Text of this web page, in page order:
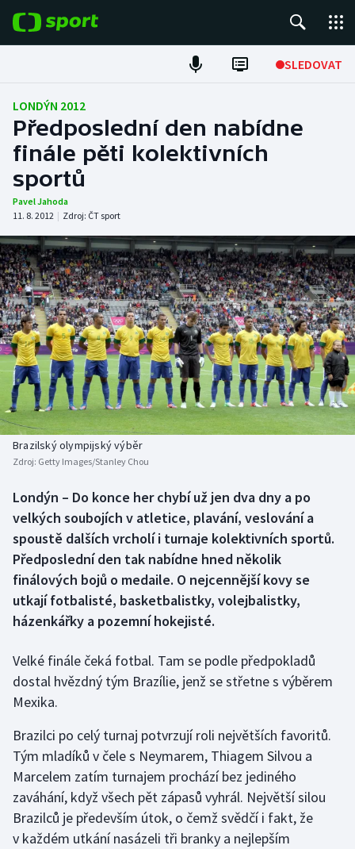
SLEDOVAT
ME v atletice
ME v plavání
Fotbal
Hokej
Tenis
DALŠÍ SPORTY
Americký fotbal
Atletika
Baseball a softbal
Basketbal
Boby a skeleton
Box
Curling
Cyklistika
Dostihy
Florbal
Futsal
Golf
Gymnastika
NEPŘEHLÉDNĚTE
Soutěže
Historické návraty
Aplikace ČT sport
LONDÝN 2012
Předposlední den nabídne
finále pěti kolektivních
sportů
Pavel Jahoda
11. 8. 2012 | Zdroj: ČT sport
Brazilský olympijský výběr
Zdroj: Getty Images/Stanley Chou
Londýn – Do konce her chybí už jen dva dny a po
velkých soubojích v atletice, plavání, veslování a
spoustě dalších vrcholí i turnaje kolektivních sportů.
Předposlední den tak nabídne hned několik
finálových bojů o medaile. O nejcennější kovy se
utkají fotbalisté, basketbalistky, volejbalistky,
házenkářky a pozemní hokejisté.
Velké finále čeká fotbal. Tam se podle předpokladů
dostal hvězdný tým Brazílie, jenž se střetne s výběrem
Mexika.
Brazilci po celý turnaj potvrzují roli největších favoritů.
Tým mladíků v čele s Neymarem, Thiagem Silvou a
Marcelem zatím turnajem prochází bez jediného
zaváhání, když všech pět zápasů vyhrál. Největší silou
Brazilců je především útok, o čemž svědčí i fakt, že
v každém utkání nasázeli tři branky a nejlepším